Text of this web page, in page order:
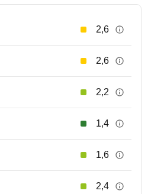
2,6
2,6
2,2
1,4
1,6
2,4